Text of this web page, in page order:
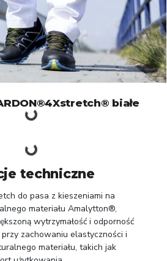
białe
techniczne
do pasa z kieszeniami na
materiału Amalytton®,
wytrzymałość i odporność
zachowaniu elastyczności i
materiału, takich jak